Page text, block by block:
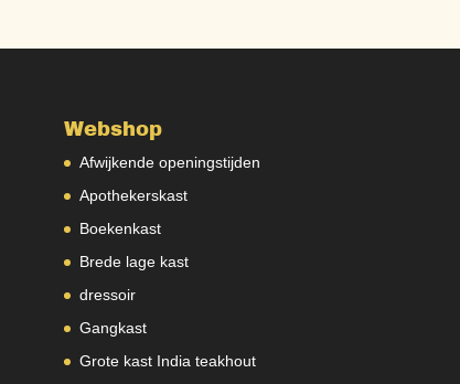
Webshop
Afwijkende openingstijden
Apothekerskast
Boekenkast
Brede lage kast
dressoir
Gangkast
Grote kast India teakhout